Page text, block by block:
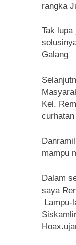
rangka
Tak
Galang
Kel.
mampu
Dalam
saya
Lampu-